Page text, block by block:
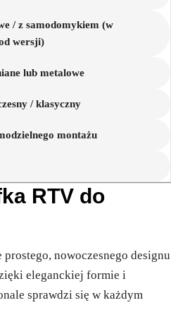
/ z samodomykiem (w
wersji)
lub metalowe
/ klasyczny
montażu
RTV do
prostego, nowoczesnego designu
eleganckiej formie i
sprawdzi się w każdym